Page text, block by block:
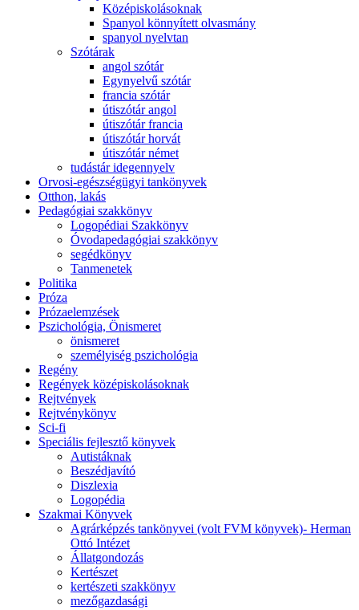
Középiskolásoknak
Spanyol könnyített olvasmány
spanyol nyelvtan
Szótárak
angol szótár
Egynyelvű szótár
francia szótár
útiszótár angol
útiszótár francia
útiszótár horvát
útiszótár német
tudástár idegennyelv
Orvosi-egészségügyi tankönyvek
Otthon, lakás
Pedagógiai szakkönyv
Logopédiai Szakkönyv
Óvodapedagógiai szakkönyv
segédkönyv
Tanmenetek
Politika
Próza
Prózaelemzések
Pszichológia, Önismeret
önismeret
személyiség pszichológia
Regény
Regények középiskolásoknak
Rejtvények
Rejtvénykönyv
Sci-fi
Speciális fejlesztő könyvek
Autistáknak
Beszédjavító
Diszlexia
Logopédia
Szakmai Könyvek
Agrárképzés tankönyvei (volt FVM könyvek)- Herman
Ottó Intézet
Állatgondozás
Kertészet
kertészeti szakkönyv
mezőgazdasági